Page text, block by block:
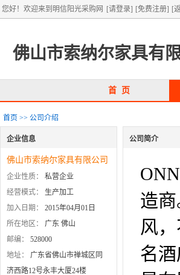
您好！欢迎来到明信阳光采购网 [请登录] [免费注册] [
佛山市索纳尔家具有
首 页
首页 >> 公司介绍
企业信息
佛山市索纳尔家具有限公司
企业性质：
私营企业
经营模式：
生产加工
加入日期：
2015年04月01日
所在地区：
广东 佛山
邮编：
528000
地址：
广东省佛山市禅城区同
济西路12号永丰大厦24楼
公司简介